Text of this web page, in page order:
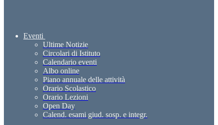
Eventi
Ultime Notizie
Circolari di Istituto
Calendario eventi
Albo online
Piano annuale delle attività
Orario Scolastico
Orario Lezioni
Open Day
Calend. esami giud. sosp. e integr.